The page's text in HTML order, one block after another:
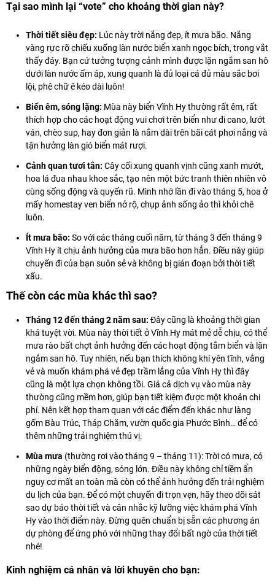
Tại sao mình lại “vote” cho khoảng thời gian này?
Thời tiết siêu đẹp: Lúc này trời nắng đẹp, ít mưa bão. Nắng
vàng rực rỡ chiếu xuống làn nước biển xanh ngọc bích, trong vắt
thấy đáy. Bạn cứ tưởng tượng cảnh mình được lặn ngắm san hô
dưới làn nước ấm áp, xung quanh là đủ loại cá đủ màu sắc bơi
lội, phê chữ ê kéo dài luôn!
Biển êm, sóng lặng: Mùa này biển Vĩnh Hy thường rất êm, rất
thích hợp cho các hoạt động vui chơi trên biển như đi cano, lướt
ván, chèo sup, hay đơn giản là nằm dài trên bãi cát phơi nắng và
tận hưởng làn gió biển mát rượi.
Cảnh quan tươi tắn: Cây cối xung quanh vịnh cũng xanh mướt,
hoa lá đua nhau khoe sắc, tạo nên một bức tranh thiên nhiên vô
cùng sống động và quyến rũ. Mình nhớ lần đi vào tháng 5, hoa ở
mấy homestay ven biển nở rộ, chụp ảnh sống ảo thì khỏi chê
luôn.
Ít mưa bão: So với các tháng cuối năm, từ tháng 3 đến tháng 9
Vĩnh Hy ít chịu ảnh hưởng của mưa bão hơn hẳn. Điều này giúp
chuyến đi của bạn suôn sẻ và không bị gián đoạn bởi thời tiết
xấu.
Thế còn các mùa khác thì sao?
Tháng 12 đến tháng 2 năm sau: Đây cũng là khoảng thời gian
khá tuyệt vời. Mùa này thời tiết ở Vĩnh Hy mát mẻ dễ chịu, có thể
mưa rào bất chợt ảnh hưởng đến các hoạt động tắm biển và lặn
ngắm san hô. Tuy nhiên, nếu bạn thích không khí yên tĩnh, vắng
vẻ và muốn khám phá vẻ đẹp trầm lắng của Vĩnh Hy thì đây
cũng là một lựa chọn không tồi. Giá cả dịch vụ vào mùa này
thường cũng mềm hơn, giúp bạn tiết kiệm được một khoản chi
phí. Nên kết hợp tham quan với các điểm đến khác như làng
gốm Bàu Trúc, Tháp Chăm, vườn quốc gia Phước Bình… để có
thêm những trải nghiệm thú vị.
Mùa mưa (thường rơi vào tháng 9 – tháng 11): Trời có mưa, có
những ngày biển động, sóng lớn. Điều này không chỉ tiềm ẩn
nguy cơ mất an toàn mà còn có thể ảnh hưởng đến trải nghiệm
du lịch của bạn. Để có một chuyến đi trọn vẹn, hãy theo dõi sát
sao dự báo thời tiết và cân nhắc kỹ lưỡng việc khám phá Vĩnh
Hy vào thời điểm này. Đừng quên chuẩn bị sẵn các phương án
dự phòng để ứng phó với những thay đổi bất ngờ của thời tiết
nhé!
Kinh nghiệm cá nhân và lời khuyên cho bạn: